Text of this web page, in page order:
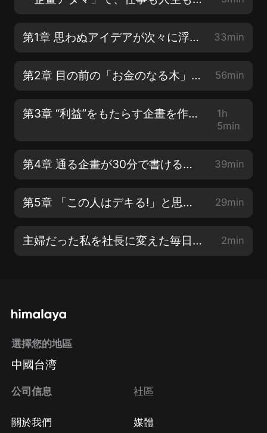
第1章 思わぬアイデアが次々に浮かぶ人、浮かばない人 33min
第2章 目の前の「お金のなる木」にすぐ気づく人、気づかない人 56min
第3章 “利益”をもたらす企畫を作れる人、壊す人
1h
5min
第4章 通る企畫が30分で書ける人、一日中、頭を抱えている人 39min
第5章 「この人はデキる!」と思われる企畫書の書き方 29min
主婦だった私を社長に変えた毎日の習慣?あとがき 2min
選擇您的地區
中國台湾
公司信息
關於我們
社區
媒體